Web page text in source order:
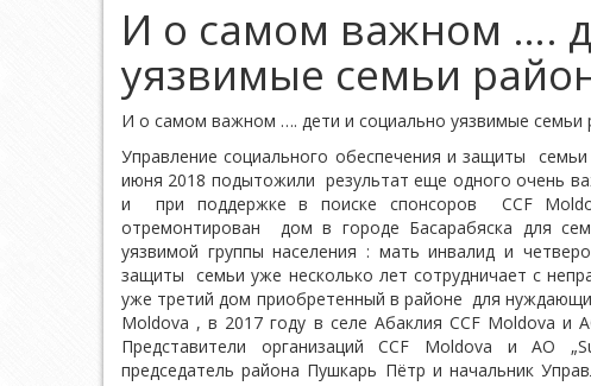
И о самом важном ….
уязвимые семьи
И о самом важном …. дети и социально уязвимые семьи
Управление социального обеспечения и защиты
июня 2018 подытожили результат еще одного очень
и при поддержке в поиске спонсоров CCF
отремонтирован дом в городе Басарабяска для
уязвимой группы населения : мать инвалид и
защиты семьи уже несколько лет сотрудничает с
уже третий дом приобретенный в районе для
Moldova , в 2017 году в селе Абаклия ССF Moldova и
Представители организаций ССF Moldova и AO
председатель района Пушкарь Пётр и начальник